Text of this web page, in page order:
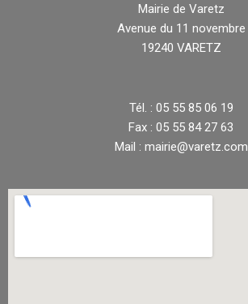
Mairie de Varetz
Avenue du 11 novembre
19240 VARETZ
Tél. : 05 55 85 06 19
Fax : 05 55 84 27 63
Mail : mairie@varetz.com